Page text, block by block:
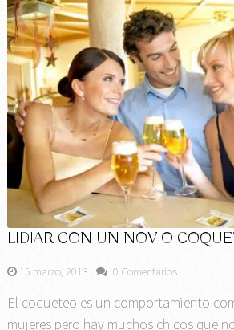
LIDIAR CON UN NOVIO
15 marzo, 2013 0 Comentarios
El coqueteo es un comportamiento
mujeres pero hay muchos chicos que